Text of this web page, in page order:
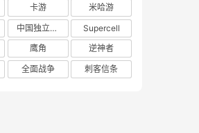
卡游
米哈游
中国独立游戏联盟
Supercell
鹰角
逆神者
全面战争 刺客信条